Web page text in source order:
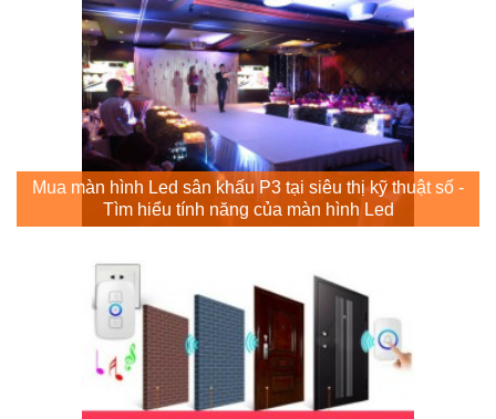
Mua màn hình Led sân khấu P3 tại siêu thị kỹ thuật số -
Tìm hiểu tính năng của màn hình Led